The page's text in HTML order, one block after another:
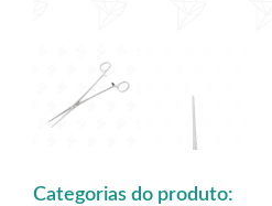
Categorias do produto: